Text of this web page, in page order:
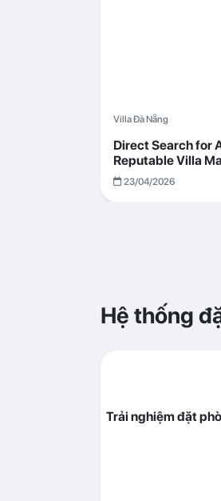
Villa Đà Nẵng
Direct Search for
Reputable Villa
with Transparent
Operations
23/04/2026
Hệ thống
Trải nghiệm đặt